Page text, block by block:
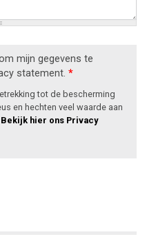
mijn gegevens te
statement. *
tot de bescherming
en hechten veel waarde aan
Bekijk hier ons Privacy